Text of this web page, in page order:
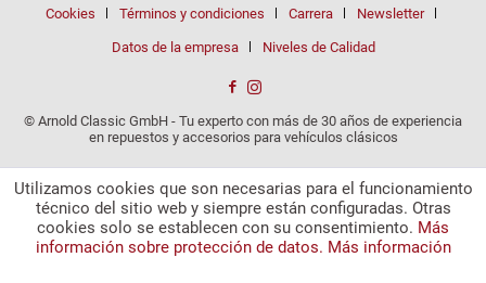
Cookies Términos y condiciones Carrera Newsletter
Datos de la empresa Niveles de Calidad
© Arnold Classic GmbH - Tu experto con más de 30 años de experiencia
en repuestos y accesorios para vehículos clásicos
Utilizamos cookies que son necesarias para el funcionamiento
técnico del sitio web y siempre están configuradas. Otras
cookies solo se establecen con su consentimiento. Más
información sobre protección de datos. Más información